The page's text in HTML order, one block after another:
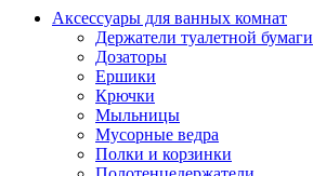
Аксессуары для ванных комнат
Держатели туалетной бумаги
Дозаторы
Ершики
Крючки
Мыльницы
Мусорные ведра
Полки и корзинки